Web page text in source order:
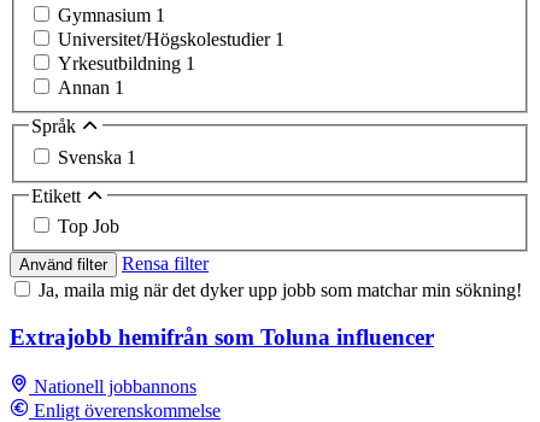
Gymnasium 1
Universitet/Högskolestudier 1
Yrkesutbildning 1
Annan 1
Språk
Svenska 1
Etikett
Top Job
Använd filter
Rensa filter
Ja, maila mig när det dyker upp jobb som matchar min sökning!
Extrajobb hemifrån som Toluna influencer
Nationell jobbannons
Enligt överenskommelse